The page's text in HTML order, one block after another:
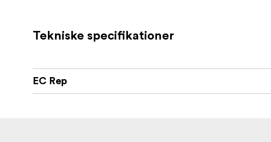
Tekniske specifikationer
EC Rep